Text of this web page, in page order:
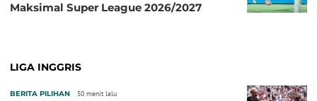
Maksimal Super League 2026/2027
LIGA INGGRIS
BERITA PILIHAN 50 menit lalu